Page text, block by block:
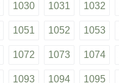
1030 1031 1032
1051 1052 1053
1072 1073 1074
1093 1094 1095